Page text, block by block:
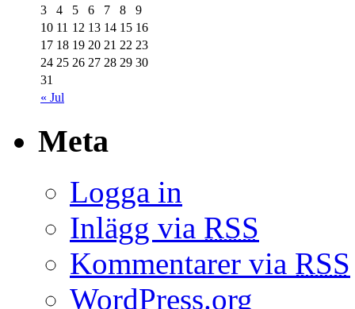
« Jul
3
4 5 6 7 8
9
10 11 12 13 14 15 16
17 18 19 20 21 22 23
24 25 26 27 28 29 30
31
Meta
Logga in
Inlägg via RSS
Kommentarer via RSS
WordPress.org